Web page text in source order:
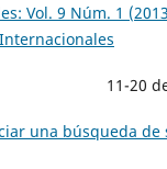
Vol. 9 Núm. 1
11-20
una búsqueda de